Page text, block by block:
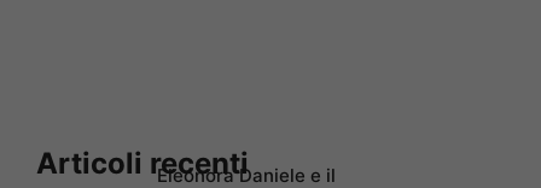
Articoli recentiEleonora Daniele e il